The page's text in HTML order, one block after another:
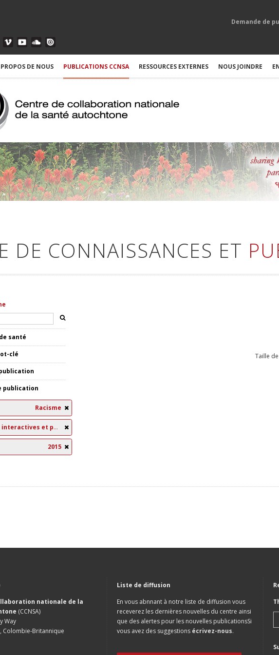
Demande de
DE NOUS PUBLICATIONS CCNSA RESSOURCES EXTERNES NOUS JOINDRE
DE CONNAISSANCES ET
santé
clé
publication
Racisme
Ressources interactives et pédagogiques
2015
Taille
nationale de la
(CCNSA)
Way
Colombie-Britannique
Liste de diffusion
En vous abnnant à notre liste de diffusion vous
receverez les dernières nouvelles du centre ainsi
que des alertes pour les nouvelles publicationsSi
vous avez des suggestions écrivez-nous.